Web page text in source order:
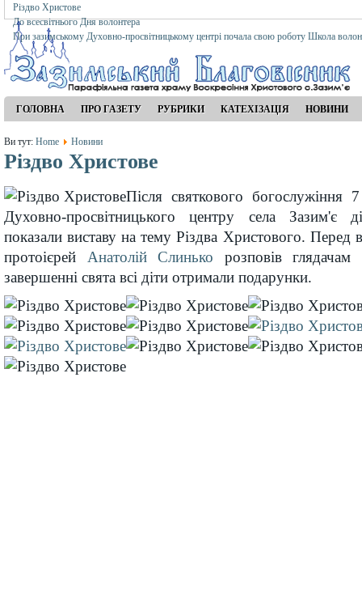
Різдво Христове
До всесвітнього Дня волонтера
При зазимському Духовно-просвітницькому центрі почала свою роботу Школа
ГОЛОВНА ПРО ГАЗЕТУ РУБРИКИ КАТЕХІЗАЦІЯ НОВИНИ
Ви тут: Home Новини
Різдво Христове
Після святкового богослужіння
Духовно-просвітницького центру села Зазим'є
показали виставу на тему Різдва Христового. Перед
протоієрей Анатолій Слинько розповів
завершенні свята всі діти отримали подарунки.